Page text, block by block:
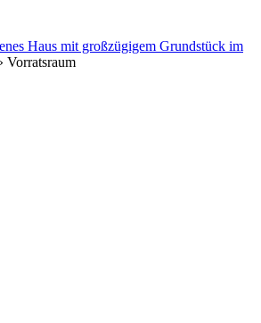
Haus mit großzügigem Grundstück im
Vorratsraum